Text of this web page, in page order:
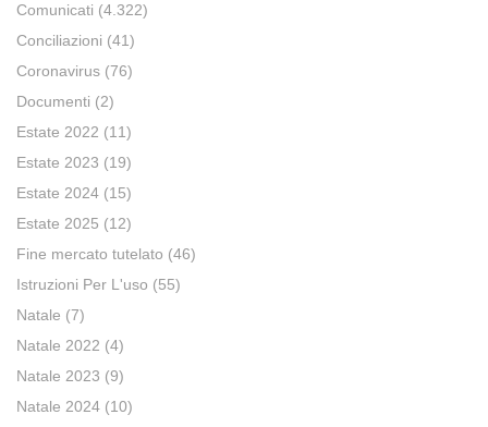
Comunicati (4.322)
Conciliazioni (41)
Coronavirus (76)
Documenti (2)
Estate 2022 (11)
Estate 2023 (19)
Estate 2024 (15)
Estate 2025 (12)
Fine mercato tutelato (46)
Istruzioni Per L'uso (55)
Natale (7)
Natale 2022 (4)
Natale 2023 (9)
Natale 2024 (10)